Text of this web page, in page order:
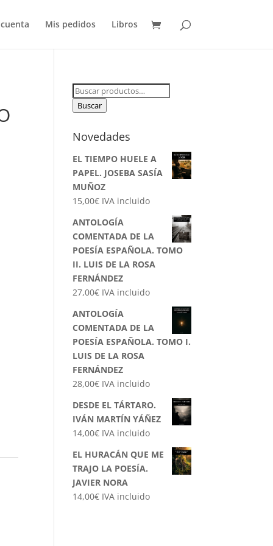
Mis pedidos Libros
Buscar
por:
Buscar
Novedades
EL TIEMPO HUELE A
PAPEL. JOSEBA SASÍA
MUÑOZ
15,00€ IVA incluido
ANTOLOGÍA
COMENTADA DE LA
POESÍA ESPAÑOLA. TOMO
II. LUIS DE LA ROSA
FERNÁNDEZ
27,00€ IVA incluido
ANTOLOGÍA
COMENTADA DE LA
POESÍA ESPAÑOLA. TOMO I.
LUIS DE LA ROSA
FERNÁNDEZ
28,00€ IVA incluido
DESDE EL TÁRTARO.
IVÁN MARTÍN YÁÑEZ
14,00€ IVA incluido
EL HURACÁN QUE ME
TRAJO LA POESÍA.
JAVIER NORA
14,00€ IVA incluido